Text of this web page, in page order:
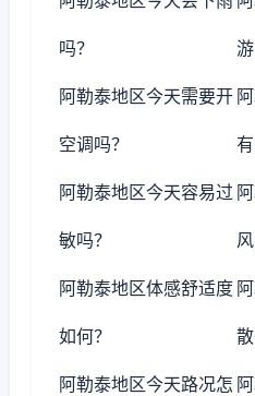
吗？
阿勒泰地区今天需要开
空调吗？
阿勒泰地区今天容易过
敏吗？
阿勒泰地区体感舒适度
如何？
阿勒泰地区今天路况怎